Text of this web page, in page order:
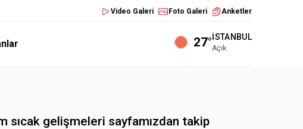
Video Galeri Foto Galeri Anketler
27°İSTANBUL
Açık
sıcak gelişmeleri sayfamızdan takip